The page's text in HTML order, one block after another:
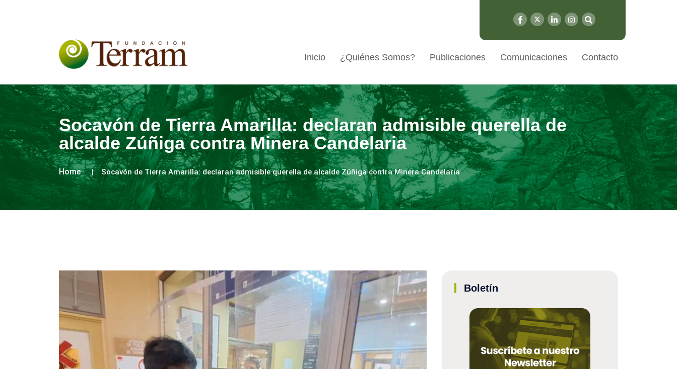
Inicio ¿Quiénes Somos? Publicaciones Comunicaciones Contacto
Socavón de Tierra Amarilla: declaran admisible querella de
alcalde Zúñiga contra Minera Candelaria
Home Socavón de Tierra Amarilla: declaran admisible querella de alcalde Zúñiga contra Minera Candelaria
Boletín